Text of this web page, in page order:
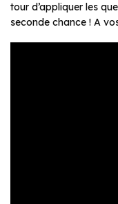
tour d’appliquer les
seconde chance ! A